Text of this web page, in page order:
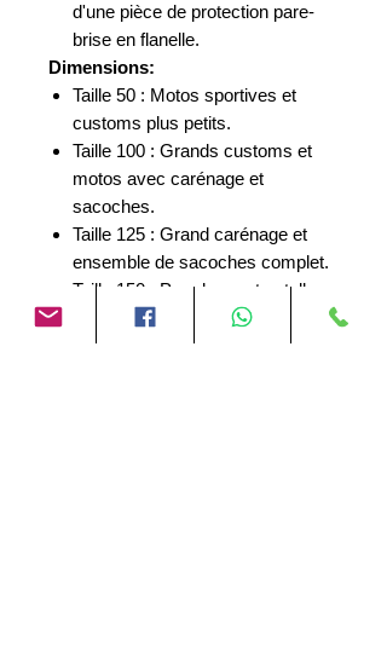
d'une pièce de protection pare-
brise en flanelle.
Dimensions:
Taille 50 : Motos sportives et
customs plus petits.
Taille 100 : Grands customs et
motos avec carénage et
sacoches.
Taille 125 : Grand carénage et
ensemble de sacoches complet.
Taille 150 : Pour les motos telles
que GL1500 ou Goldwing.
Caractéristiques: